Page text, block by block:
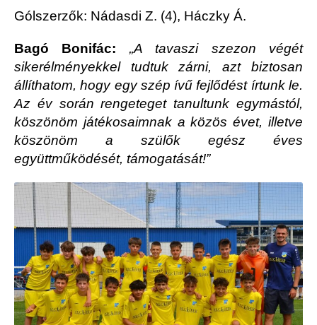
Gólszerzők: Nádasdi Z. (4), Háczky Á.
Bagó Bonifác:
„A tavaszi szezon végét
sikerélményekkel tudtuk zárni, azt biztosan
állíthatom, hogy egy szép ívű fejlődést írtunk le.
Az év során rengeteget tanultunk egymástól,
köszönöm játékosaimnak a közös évet, illetve
köszönöm a szülők egész éves
együttműködését, támogatását!”